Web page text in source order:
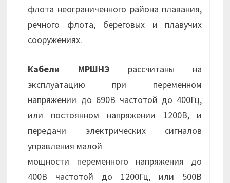
флота неограниченного района плавания,
речного флота, береговых и плавучих
сооружениях.
Кабели МРШНЭ рассчитаны на
эксплуатацию при переменном
напряжении до 690В частотой до 400Гц,
или постоянном напряжении 1200В, и
передачи электрических сигналов
управления малой
мощности переменного напряжения до
400В частотой до 1200Гц, или 500В